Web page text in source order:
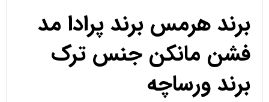
برند هرمس برند پرادا مد
فشن مانکن جنس ترک
برند ورساچه